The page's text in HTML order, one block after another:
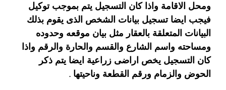
ومحل الاقامة واذا كان التسجيل يتم بموجب توكيل
فيجب ايضا تسجيل بيانات الشخص الذى يقوم بذلك
البيانات المتعلقة بالعقار مثل بيان موقعه وحدوده
ومساحته واسم الشارع والقسم والحارة والرقم واذا
كان التسجيل يخص اراضى زراعية ايضا يتم ذكر
الحوض والزمام ورقم القطعة وناحيتها .